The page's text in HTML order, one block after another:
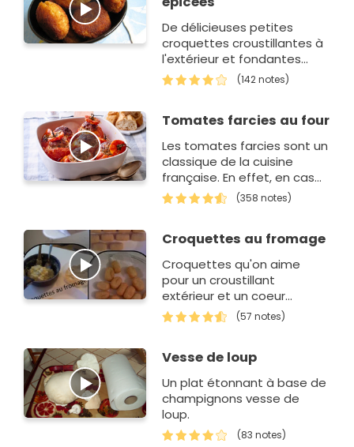
De délicieuses petites
croquettes croustillantes à
l'extérieur et fondantes
dedans, à déguster
trempées dans de la sauce
(142 notes)
Tomates farcies au four
Les tomates farcies sont un
classique de la cuisine
française. En effet, en cas
de manque d'inspiration ou
de motivation pour
(358 notes)
Croquettes au fromage
Croquettes qu'on aime
pour un croustillant
extérieur et un coeur
fondant au fromage
(57 notes)
Vesse de loup
Un plat étonnant à base de
champignons vesse de
loup.
(83 notes)